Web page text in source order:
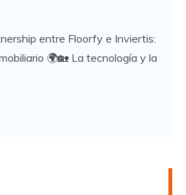
entre Floorfy e Inviertis:
🌍🏡 La tecnología y la